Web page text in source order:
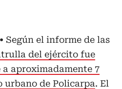
Según el informe de las
del ejército fue
aproximadamente 7
urbano de Policarpa. El